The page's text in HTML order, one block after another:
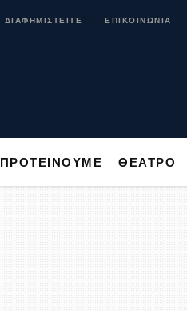
ΔΙΑΦΗΜΙΣΤΕΙΤΕ ΕΠΙΚΟΙΝΩΝΙΑ
ΠΡΟΤΕΙΝΟΥΜΕ ΘΕΑΤΡΟ
ΠΡΟΤΕΙΝΟΥΜΕ ΘΕΑΤΡΟ